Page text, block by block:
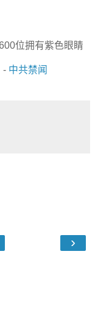
位拥有紫色眼睛
- 中共禁闻
›